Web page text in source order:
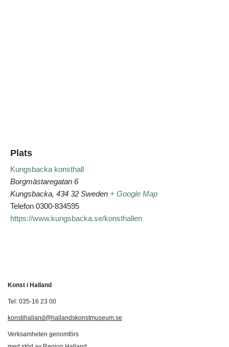
Plats
Kungsbacka konsthall
Borgmästaregatan 6
Kungsbacka, 434 32 Sweden + Google Map
Telefon 0300-834595
https://www.kungsbacka.se/konsthallen
Konst i Halland
Tel: 035-16 23 00
konstihalland@hallandskonstmuseum.se
Verksamheten genomförs